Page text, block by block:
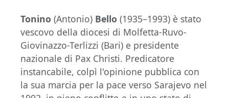
Tonino (Antonio) Bello (1935–1993) è stato
vescovo della diocesi di Molfetta-Ruvo-
Giovinazzo-Terlizzi (Bari) e presidente
nazionale di Pax Christi. Predicatore
instancabile, colpì l'opinione pubblica con
la sua marcia per la pace verso Sarajevo nel